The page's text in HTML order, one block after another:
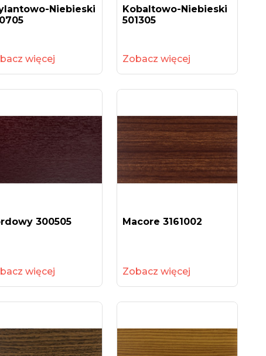
Niebieski
więcej
Kobaltowo-Niebieski
501305
Zobacz więcej
300505
więcej
Macore 3161002
Zobacz więcej